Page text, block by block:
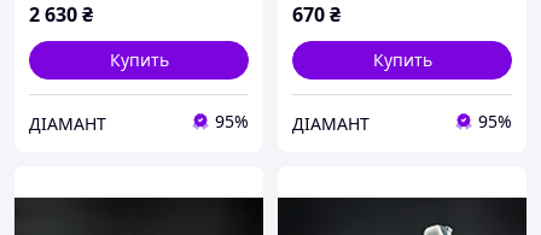
2 630₴
Купить
ДІАМАНТ 95%
670₴
Купить
ДІАМАНТ 95%